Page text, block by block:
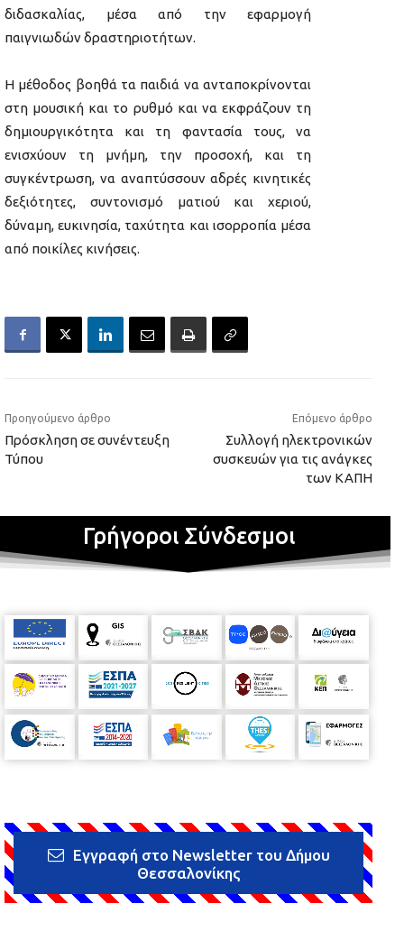
διδασκαλίας, μέσα από την εφαρμογή
παιγνιωδών δραστηριοτήτων.
Η μέθοδος βοηθά τα παιδιά να ανταποκρίνονται
στη μουσική και το ρυθμό και να εκφράζουν τη
δημιουργικότητα και τη φαντασία τους, να
ενισχύουν τη μνήμη, την προσοχή, και τη
συγκέντρωση, να αναπτύσσουν αδρές κινητικές
δεξιότητες, συντονισμό ματιού και χεριού,
δύναμη, ευκινησία, ταχύτητα και ισορροπία μέσα
από ποικίλες κινήσεις.
Προηγούμενο άρθρο
Πρόσκληση σε συνέντευξη
Τύπου
Επόμενο άρθρο
Συλλογή ηλεκτρονικών
συσκευών για τις ανάγκες
των ΚΑΠΗ
Γρήγοροι Σύνδεσμοι
Εγγραφή στο Newsletter του Δήμου
Θεσσαλονίκης